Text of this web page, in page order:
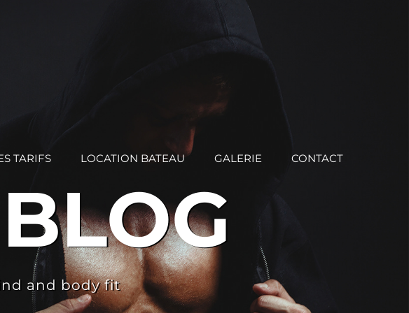
TARIFS LOCATION BATEAU GALERIE CONTACT
and body fit